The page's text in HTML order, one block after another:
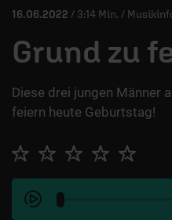
MITMACHEN
ÜBER UNS
16.06.2022 / 3:14 Min. /
Grund zu
Diese drei jungen Männer
feiern heute Geburtstag!